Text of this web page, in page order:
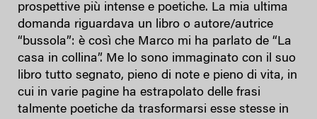
prospettive più intense e poetiche. La mia ultima
domanda riguardava un libro o autore/autrice
“bussola”: è così che Marco mi ha parlato de “La
casa in collina”. Me lo sono immaginato con il suo
libro tutto segnato, pieno di note e pieno di vita, in
cui in varie pagine ha estrapolato delle frasi
talmente poetiche da trasformarsi esse stesse in